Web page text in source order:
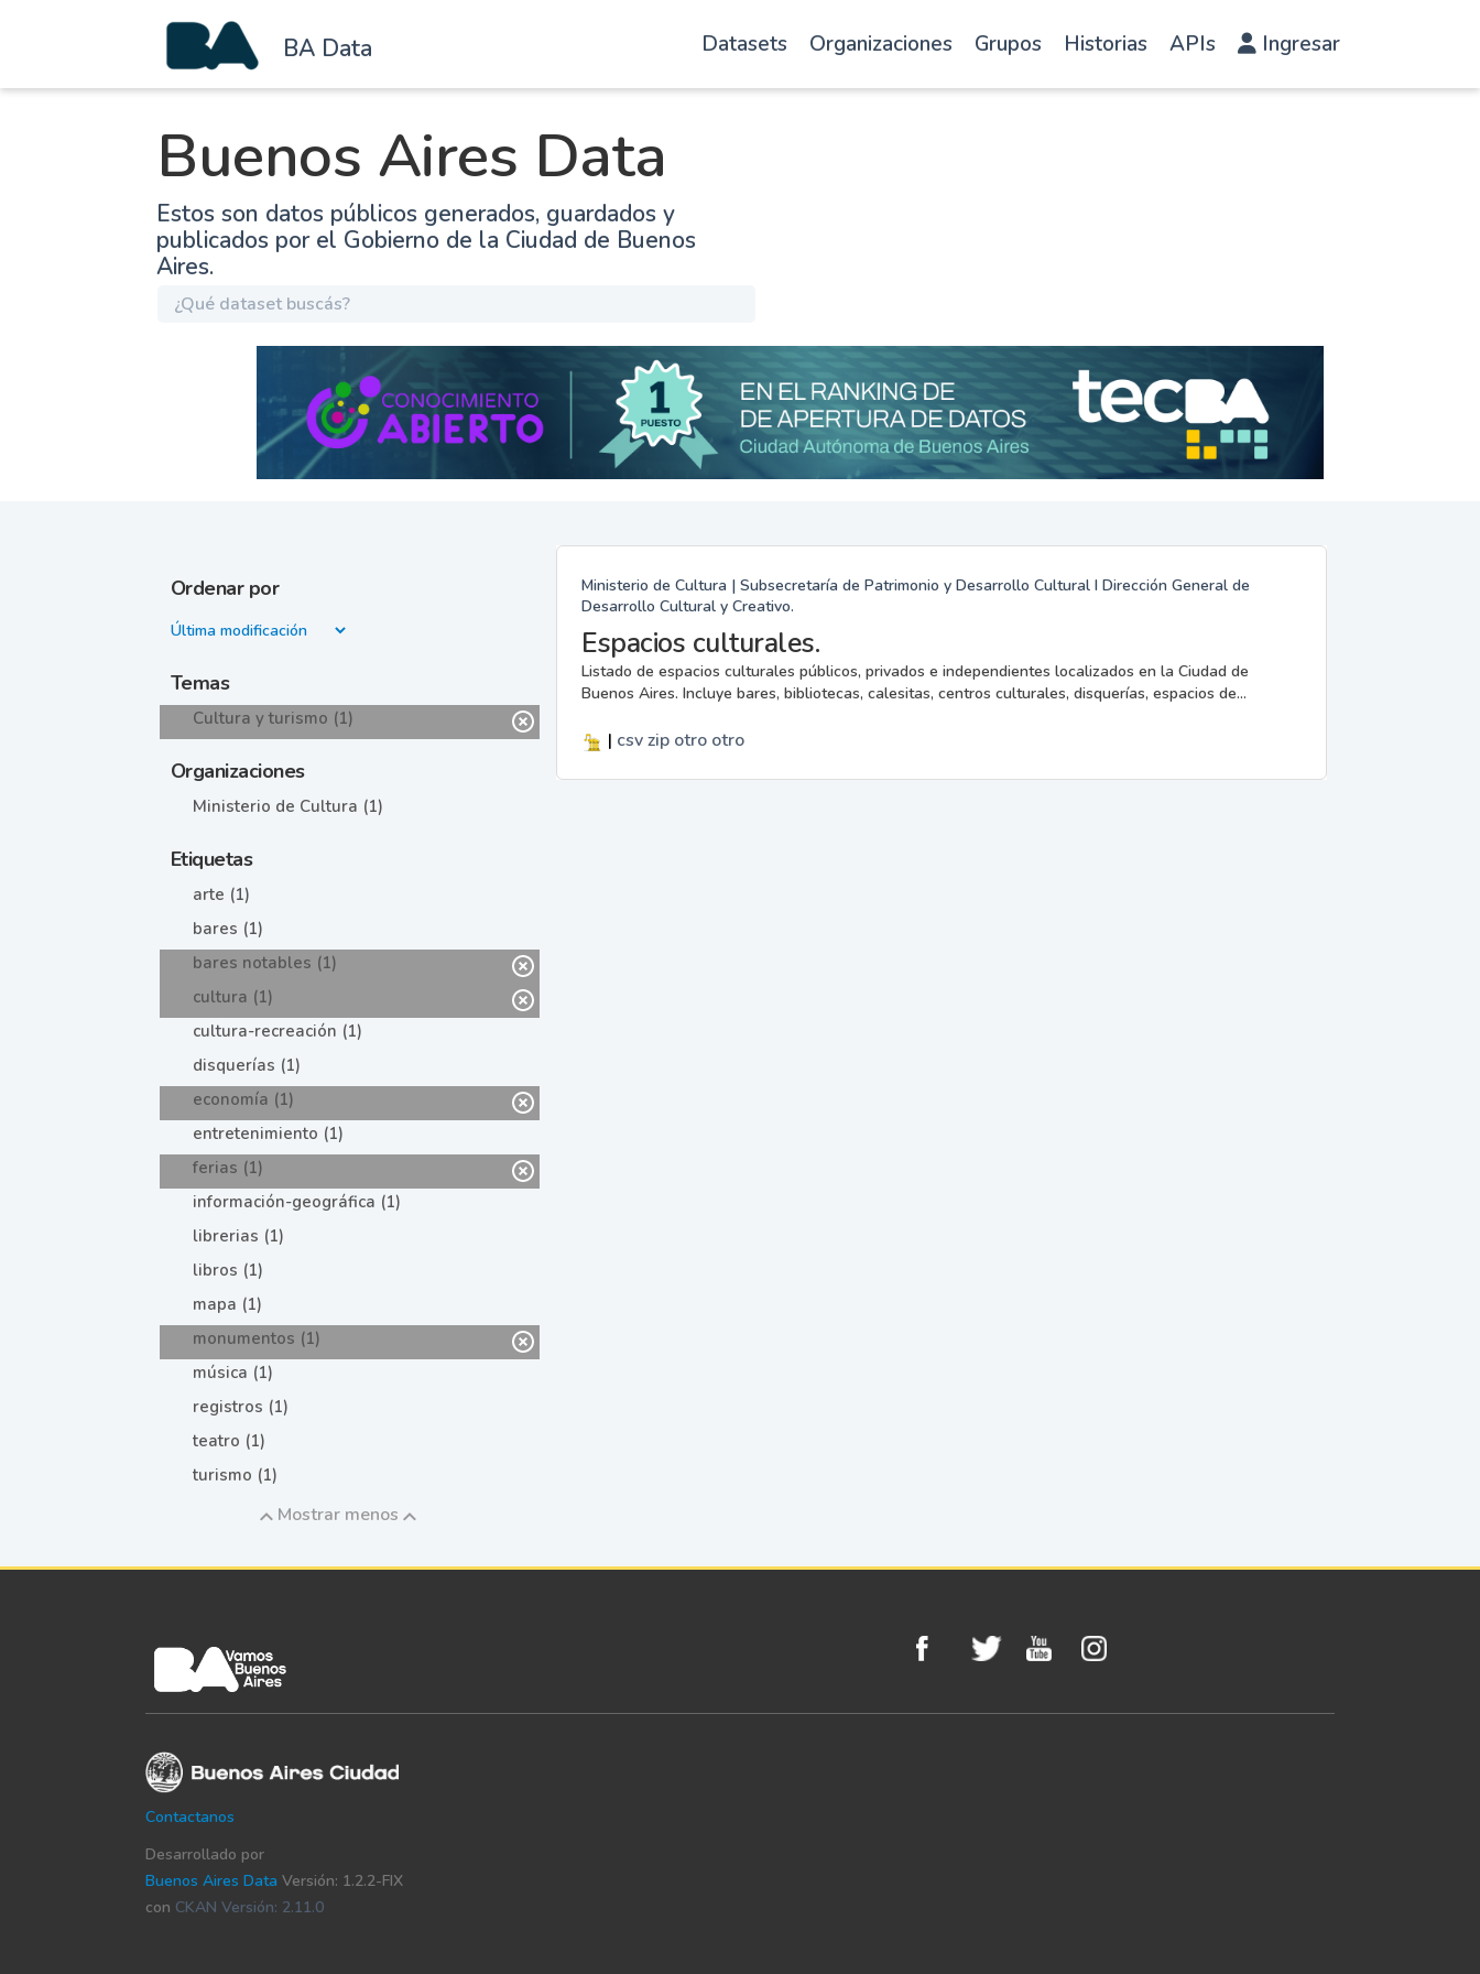
BA Data Datasets Organizaciones Grupos Historias APIs Ingresar
Buenos Aires Data
Estos son datos públicos generados, guardados y
publicados por el Gobierno de la Ciudad de Buenos
Aires.
Ordenar por
Temas
Cultura y turismo (1)
Organizaciones
Ministerio de Cultura (1)
Etiquetas
arte (1)
bares (1)
bares notables (1)
cultura (1)
cultura-recreación (1)
disquerías (1)
economía (1)
entretenimiento (1)
ferias (1)
información-geográfica (1)
librerias (1)
libros (1)
mapa (1)
monumentos (1)
música (1)
registros (1)
teatro (1)
turismo (1)
Mostrar menos
Ministerio de Cultura | Subsecretaría de Patrimonio y Desarrollo Cultural I Dirección General de
Desarrollo Cultural y Creativo.
Espacios culturales.
Listado de espacios culturales públicos, privados e independientes localizados en la Ciudad de
Buenos Aires. Incluye bares, bibliotecas, calesitas, centros culturales, disquerías, espacios de...
| csvzip otro otro
Contactanos
Desarrollado por
Buenos Aires Data Versión: 1.2.2-FIX
con CKAN Versión: 2.11.0